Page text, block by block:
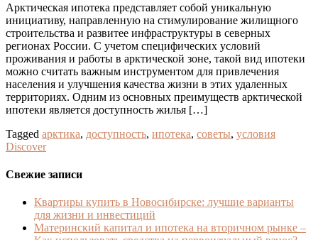
Арктическая ипотека представляет собой уникальную
инициативу, направленную на стимулирование жилищного
строительства и развитее инфраструктуры в северных
регионах России. С учетом специфических условий
проживания и работы в арктической зоне, такой вид ипотеки
можно считать важным инструментом для привлечения
населения и улучшения качества жизни в этих удаленных
территориях. Одним из основных преимуществ арктической
ипотеки является доступность жилья […]
Tagged арктика, доступность, ипотека, советы, условия
Discover
Свежие записи
Квартиры купить в Новосибирске: лучшие варианты
для жизни и инвестиций
Материнский капитал и ипотека на вторичном рынке –